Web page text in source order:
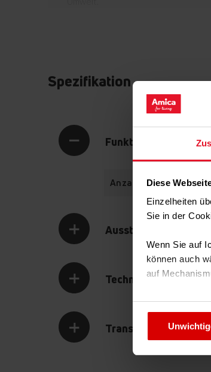
Diese
Einzelheiten
Sie in der
Wenn Sie auf
können auch
auf
Sie können
Spezifikation
Funktionalität
Anzahl Klappen
Ausstattung
Technische Daten
Transport Daten